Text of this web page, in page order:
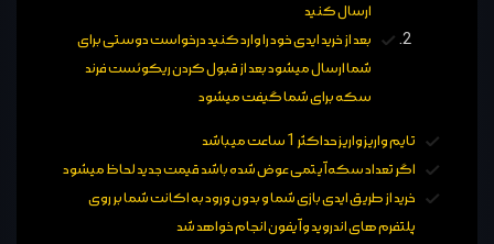
ارسال کنید
بعد از خرید ایدی خود را وارد کنید درخواست دوستی برای
شما ارسال میشود بعد از قبول کردن ریکوئست فرند
سکه برای شما گیفت میشود
تایم واریز واریز حداکثر 1 ساعت میباشد
اگر تعداد سکه آیتمی عوض شده باشد قیمت جدید لحاظ میشود
خرید از طریق ایدی بازی شما و بدون ورود به اکانت شما بر روی
پلتفرم های اندروید و آیفون انجام خواهد شد